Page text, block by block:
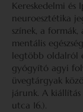
Kereskedelmi és
neuroesztétika
színek, a
mentális
legtöbb oldalról
gyógyító agyi
üvegtárgyak
járunk. A
utca 16.).